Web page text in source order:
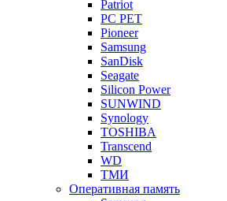
Patriot
PC PET
Pioneer
Samsung
SanDisk
Seagate
Silicon Power
SUNWIND
Synology
TOSHIBA
Transcend
WD
ТМИ
Оперативная память